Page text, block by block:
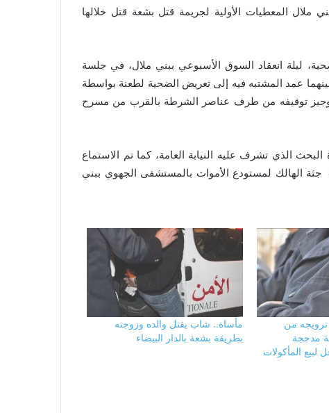
ملال المعطيات الأولية لجريمة قتل بشعة قتل خلالها
ليلة انعقاد السوق الأسبوعي ببني ملال، في جلسة
عمد المشتبه فيه إلى تعريض الضحية لطعنة بواسطة
وجيز توقيفه من طرف عناصر الشرطة بالقرب من مسرح
الذي تشرف عليه النيابة العامة، كما تم الاستماع
الهالك لمستودع الأموات بالمستشفى الجهوي ببني
ترويجه من
مدججة
المأكولات
مأساة.. شاب يقتل والده وزوجته
بطريقة بشعة بالدار البيضاء